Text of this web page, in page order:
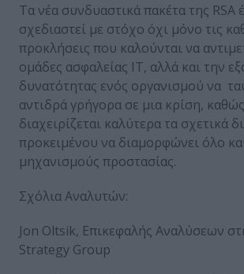
Τα νέα συνδυαστικά πακέτα της RSA
σχεδιαστεί με στόχο όχι μόνο τις
προκλήσεις που καλούνται να
ομάδες ασφαλείας ΙΤ, αλλά και την
δυνατότητας ενός οργανισμού να
αντιδρά γρήγορα σε μια κρίση,
διαχειρίζεται καλύτερα τα σχετικά
προκειμένου να διαμορφώνει όλο
μηχανισμούς προστασίας.
Σχόλια Αναλυτών:
Jon Oltsik, Επικεφαλής Αναλύσεων
Strategy Group